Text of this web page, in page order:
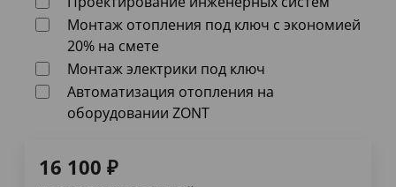
Монтаж отопления под ключ с экономией
20% на смете
Монтаж электрики под ключ
Автоматизация отопления на
оборудовании ZONT
16 100 ₽